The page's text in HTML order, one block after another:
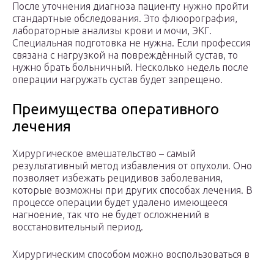
После уточнения диагноза пациенту нужно пройти
стандартные обследования. Это флюорография,
лабораторные анализы крови и мочи, ЭКГ.
Специальная подготовка не нужна. Если профессия
связана с нагрузкой на повреждённый сустав, то
нужно брать больничный. Несколько недель после
операции нагружать сустав будет запрещено.
Преимущества оперативного
лечения
Хирургическое вмешательство – самый
результативный метод избавления от опухоли. Оно
позволяет избежать рецидивов заболевания,
которые возможны при других способах лечения. В
процессе операции будет удалено имеющееся
нагноение, так что не будет осложнений в
восстановительный период.
Хирургическим способом можно воспользоваться в